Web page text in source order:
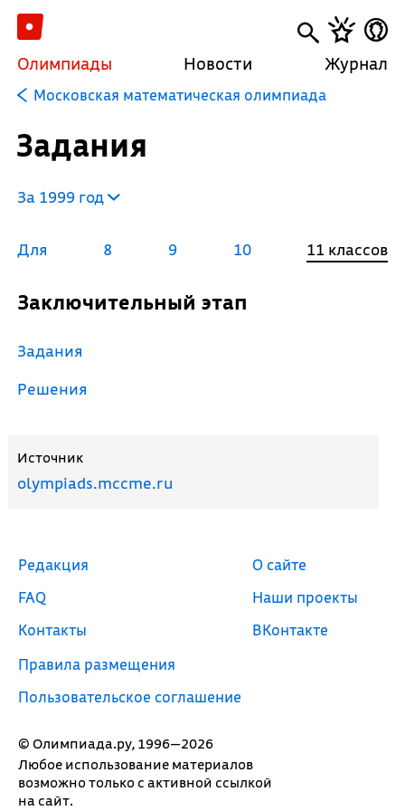
Олимпиады Новости Журнал
Московская математическая олимпиада
Задания
За 1999 год
Для 8 9 10 11 классов
Заключительный этап
Задания
Решения
Источник
olympiads.mccme.ru
© Олимпиада.ру, 1996—2026
Любое использование материалов
возможно только с активной ссылкой
на сайт.
Редакция
FAQ
Контакты
Правила размещения
Пользовательское соглашение
О сайте
Наши проекты
ВКонтакте